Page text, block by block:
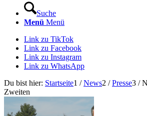
Suche
Menü Menü
Link zu TikTok
Link zu Facebook
Link zu Instagram
Link zu WhatsApp
Du bist hier: Startseite1 / News2 / Presse3 /
Zweiten